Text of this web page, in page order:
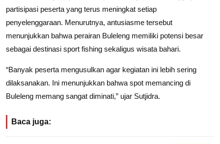
partisipasi peserta yang terus meningkat setiap
penyelenggaraan. Menurutnya, antusiasme tersebut
menunjukkan bahwa perairan Buleleng memiliki potensi besar
sebagai destinasi sport fishing sekaligus wisata bahari.
“Banyak peserta mengusulkan agar kegiatan ini lebih sering
dilaksanakan. Ini menunjukkan bahwa spot memancing di
Buleleng memang sangat diminati,” ujar Sutjidra.
Baca juga: